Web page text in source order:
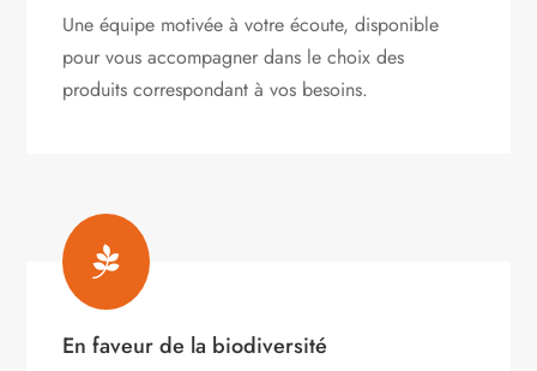
Une équipe motivée à votre écoute, disponible
pour vous accompagner dans le choix des
produits correspondant à vos besoins.

En faveur de la biodiversité